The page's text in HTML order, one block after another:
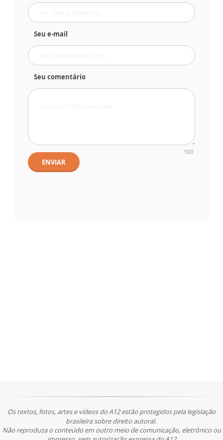
Seu e-mail
Seu comentário
500
ENVIAR
Os textos, fotos, artes e vídeos do A12 estão protegidos pela legislação
brasileira sobre direito autoral.
Não reproduza o conteúdo em outro meio de comunicação, eletrônico ou